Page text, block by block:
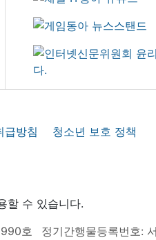
급방침
청소년 보호 정책
할 수 있습니다.
호 정기간행물등록번호: